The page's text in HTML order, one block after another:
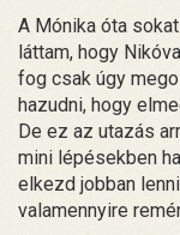
A Mónika óta
láttam, hogy
fog csak úgy
hazudni, hogy
De ez az utazás
mini lépésekben
elkezd jobban
valamennyire